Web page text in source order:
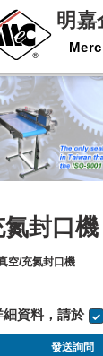
文 English
封口機
空/充氮封口機
資料，請於
發送詢問
明嘉